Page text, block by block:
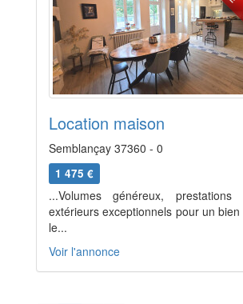
Location maison
Semblançay 37360 - 0
1 475 €
...Volumes généreux,
extérieurs exceptionnels pour un
le...
Voir l'annonce